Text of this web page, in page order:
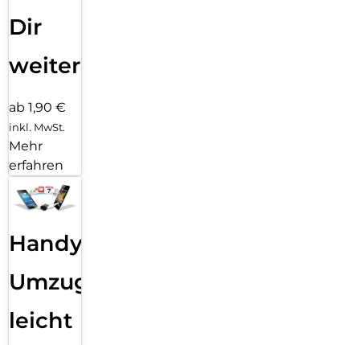
Dir
weiter
ab 1,90 €
inkl. MwSt.
Mehr
erfahren
Handy
Umzug
leicht